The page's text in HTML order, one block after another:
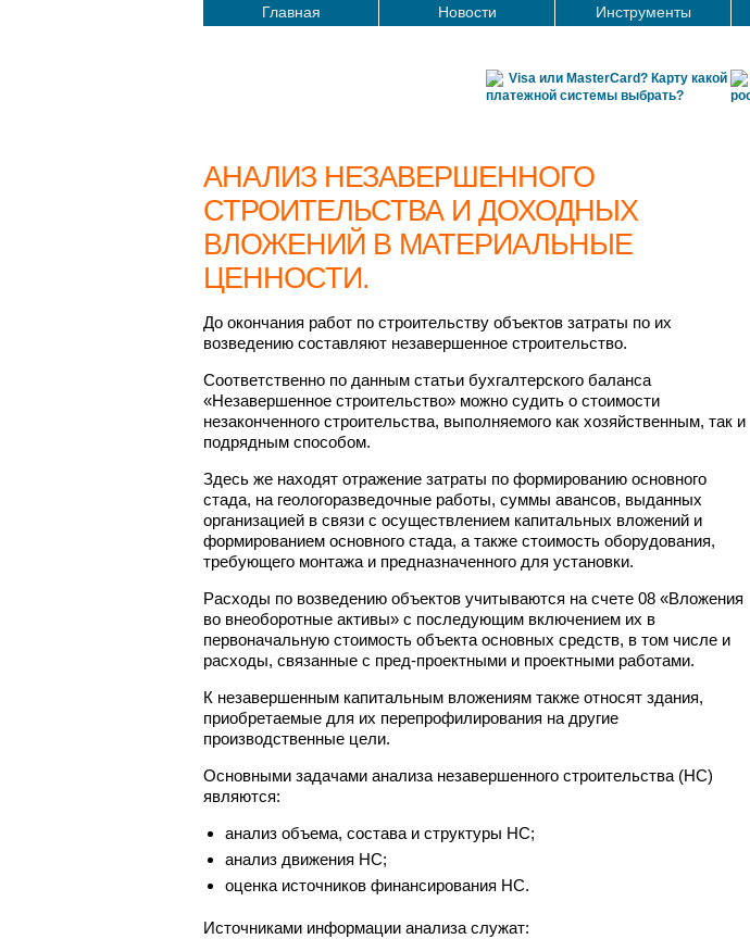
Главная Новости Инструменты
Visa или MasterCard? Карту какой
платежной системы выбрать?
АНАЛИЗ НЕЗАВЕРШЕННОГО
СТРОИТЕЛЬСТВА И ДОХОДНЫХ
ВЛОЖЕНИЙ В МАТЕРИАЛЬНЫЕ
ЦЕННОСТИ.
До окончания работ по строительству объектов затраты по их
возведению составляют незавершенное строительство.
Соответственно по данным статьи бухгалтерского баланса
«Незавершенное строительство» можно судить о стоимости
незаконченного строительства, выполняемого как хозяйственным, так и
подрядным способом.
Здесь же находят отражение затраты по формированию основного
стада, на геологоразведочные работы, суммы авансов, выданных
организацией в связи с осуществлением капитальных вложений и
формированием основного стада, а также стоимость оборудования,
требующего монтажа и предназначенного для установки.
Расходы по возведению объектов учитываются на счете 08 «Вложения
во внеоборотные активы» с последующим включением их в
первоначальную стоимость объекта основных средств, в том числе и
расходы, связанные с пред-проектными и проектными работами.
К незавершенным капитальным вложениям также относят здания,
приобретаемые для их перепрофилирования на другие
производственные цели.
Основными задачами анализа незавершенного строительства (НС)
являются:
анализ объема, состава и структуры НС;
анализ движения НС;
оценка источников финансирования НС.
Источниками информации анализа служат: